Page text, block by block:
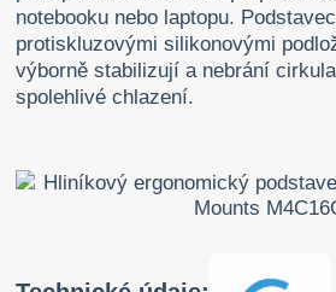
notebooku nebo laptopu.
protiskluzovými silikonovými
výborně stabilizují a nebrání
spolehlivé chlazení.